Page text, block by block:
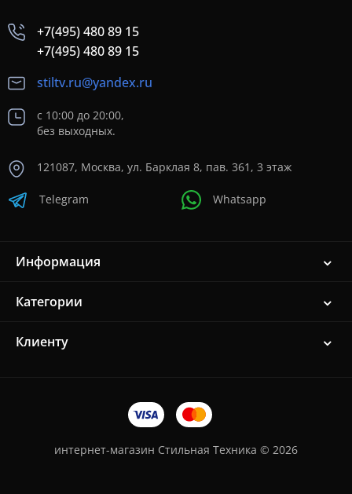
+7(495) 480 89 15
+7(495) 480 89 15
stiltv.ru@yandex.ru
с 10:00 до 20:00,
без выходных.
121087, Москва, ул. Барклая 8, пав. 361, 3 этаж
Telegram Whatsapp
Информация
Категории
Клиенту
интернет-магазин Стильная Техника © 2026